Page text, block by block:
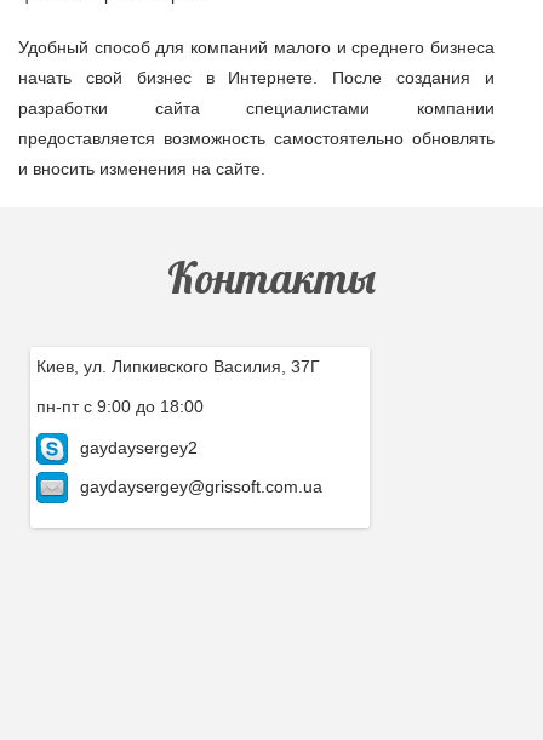
Удобный способ для компаний малого и среднего бизнеса
начать свой бизнес в Интернете. После создания и
разработки сайта специалистами компании
предоставляется возможность самостоятельно обновлять
и вносить изменения на сайте.
Контакты
Киев, ул. Липкивского Василия, 37Г
пн-пт с 9:00 до 18:00
gaydaysergey2
gaydaysergey@grissoft.com.ua